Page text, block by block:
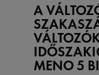
A
MENO 5